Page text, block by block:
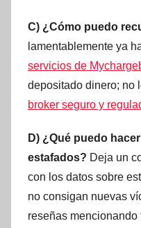
C) ¿Cómo puedo
lamentablemente ya
servicios de
depositado dinero; no
broker seguro y
D) ¿Qué puedo
estafados? Deja un
con los datos sobre
no consigan nuevas
reseñas